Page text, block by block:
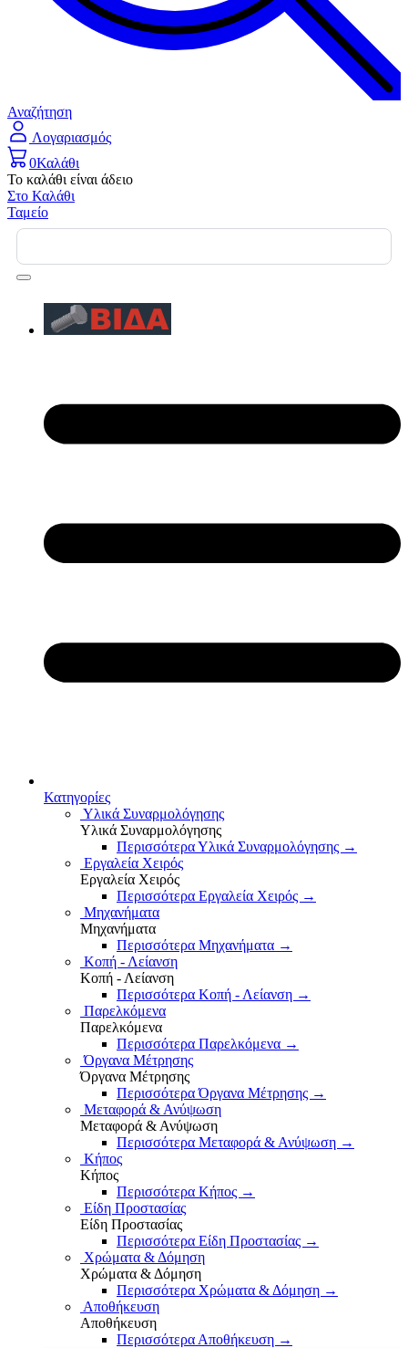
Αναζήτηση
Λογαριασμός
0Καλάθι
Το καλάθι είναι άδειο
Στο Καλάθι
Ταμείο
Κατηγορίες
Υλικά Συναρμολόγησης
Υλικά Συναρμολόγησης
Περισσότερα Υλικά Συναρμολόγησης →
Εργαλεία Χειρός
Εργαλεία Χειρός
Περισσότερα Εργαλεία Χειρός →
Μηχανήματα
Μηχανήματα
Περισσότερα Μηχανήματα →
Κοπή - Λείανση
Κοπή - Λείανση
Περισσότερα Κοπή - Λείανση →
Παρελκόμενα
Παρελκόμενα
Περισσότερα Παρελκόμενα →
Όργανα Μέτρησης
Όργανα Μέτρησης
Περισσότερα Όργανα Μέτρησης →
Μεταφορά & Ανύψωση
Μεταφορά & Ανύψωση
Περισσότερα Μεταφορά & Ανύψωση →
Κήπος
Κήπος
Περισσότερα Κήπος →
Είδη Προστασίας
Είδη Προστασίας
Περισσότερα Είδη Προστασίας →
Χρώματα & Δόμηση
Χρώματα & Δόμηση
Περισσότερα Χρώματα & Δόμηση →
Αποθήκευση
Αποθήκευση
Περισσότερα Αποθήκευση →